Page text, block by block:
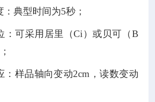
：典型时间为5秒；
：可采用居里（Ci ）或贝可（B
：样品轴向变动2cm ，读数变动